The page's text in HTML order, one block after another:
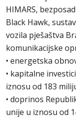
HIMARS,
Black Hawk,
vozila pješaštva
komunikacijske
• energetska
• kapitalne
iznosu od 183
• doprinos
unije u iznosu od